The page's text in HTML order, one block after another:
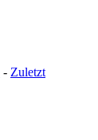
- Zuletzt